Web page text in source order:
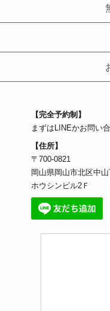
【完全予約制】
まずはLINEかお問い
【住所】
〒700-0821
岡山県岡山市北区中
ホウシンビル2Ｆ